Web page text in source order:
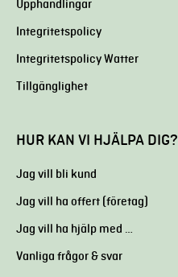
Upphandlingar
Integritetspolicy
Integritetspolicy Watter
Tillgänglighet
HUR KAN VI HJÄLPA DIG?
Jag vill bli kund
Jag vill ha offert (företag)
Jag vill ha hjälp med …
Vanliga frågor & svar